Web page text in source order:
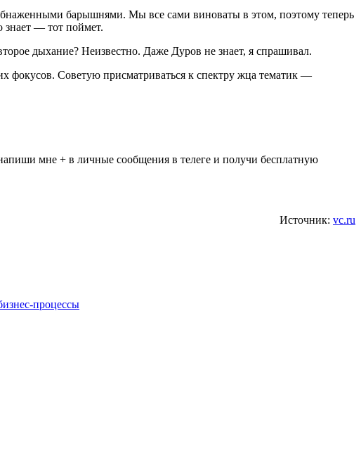
барышнями. Мы все сами виноваты в этом, поэтому теперь
знает — тот поймет.
дыхание? Неизвестно. Даже Дуров не знает, я спрашивал.
фокусов. Советую присматриваться к спектру жца тематик —
мне + в личные сообщения в телеге и получи бесплатную
Источник: vc.ru
процессы